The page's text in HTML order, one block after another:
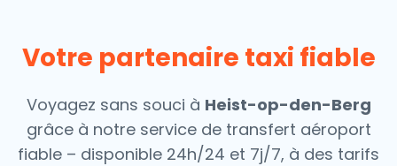
Votre partenaire taxi fiable
Voyagez sans souci à Heist-op-den-Berg
grâce à notre service de transfert aéroport
fiable – disponible 24h/24 et 7j/7, à des tarifs